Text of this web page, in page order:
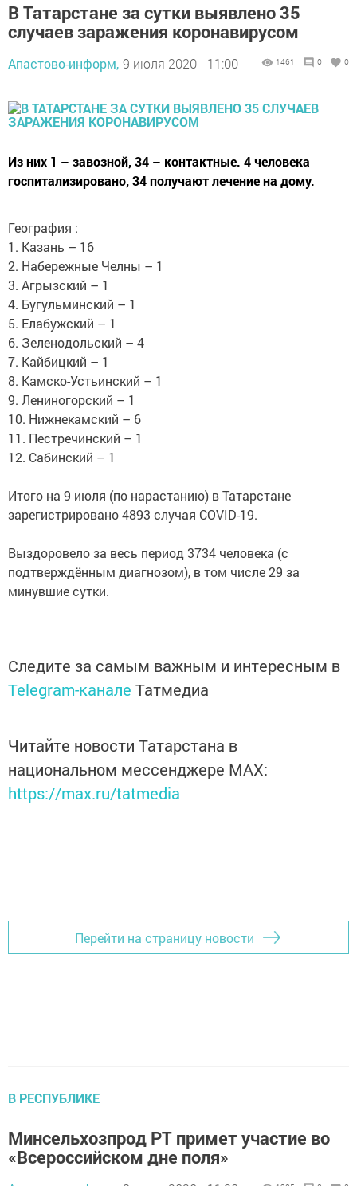
В Татарстане за сутки выявлено 35
случаев заражения коронавирусом
Апастово-информ, 9 июля 2020 - 11:00 1461 0 0
Из них 1 – завозной, 34 – контактные. 4 человека
госпитализировано, 34 получают лечение на дому.
География :
1. Казань – 16
2. Набережные Челны – 1
3. Агрызский – 1
4. Бугульминский – 1
5. Елабужский – 1
6. Зеленодольский – 4
7. Кайбицкий – 1
8. Камско-Устьинский – 1
9. Лениногорский – 1
10. Нижнекамский – 6
11. Пестречинский – 1
12. Сабинский – 1
Итого на 9 июля (по нарастанию) в Татарстане
зарегистрировано 4893 случая COVID-19.
Выздоровело за весь период 3734 человека (с
подтверждённым диагнозом), в том числе 29 за
минувшие сутки.
Следите за самым важным и интересным в
Telegram-канале Татмедиа
Читайте новости Татарстана в
национальном мессенджере MАХ:
https://max.ru/tatmedia
Перейти на страницу новости
В РЕСПУБЛИКЕ
Минсельхозпрод РТ примет участие во
«Всероссийском дне поля»